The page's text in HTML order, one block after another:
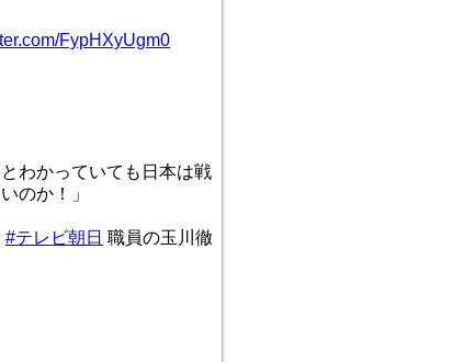
FypHXyUgm0
わかっていても日本は戦
のか！」
#テレビ朝日 職員の玉川徹